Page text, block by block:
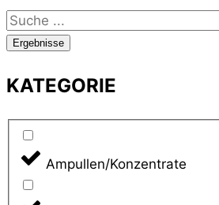
Search
...Ergebnisse
KATEGORIE
Ampullen/Konzentrate